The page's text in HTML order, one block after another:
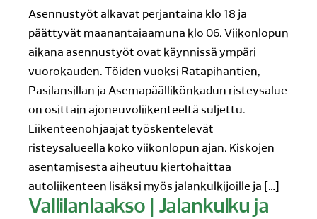
Asennustyöt alkavat perjantaina klo 18 ja
päättyvät maanantaiaamuna klo 06. Viikonlopun
aikana asennustyöt ovat käynnissä ympäri
vuorokauden. Töiden vuoksi Ratapihantien,
Pasilansillan ja Asemapäällikönkadun risteysalue
on osittain ajoneuvoliikenteeltä suljettu.
Liikenteenohjaajat työskentelevät
risteysalueella koko viikonlopun ajan. Kiskojen
asentamisesta aiheutuu kiertohaittaa
autoliikenteen lisäksi myös jalankulkijoille ja […]
Vallilanlaakso | Jalankulku ja